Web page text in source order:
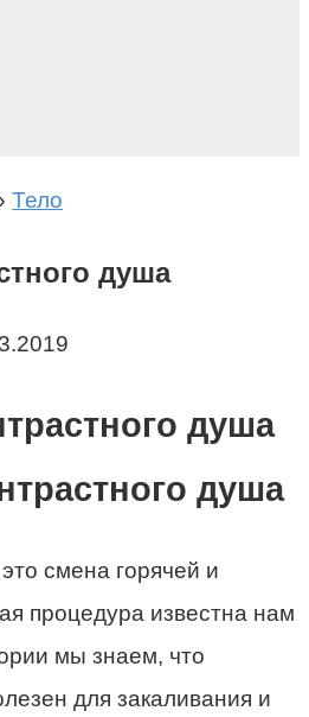
Тело
душа
душа
смена горячей и
процедура известна нам
мы знаем, что
для закаливания и